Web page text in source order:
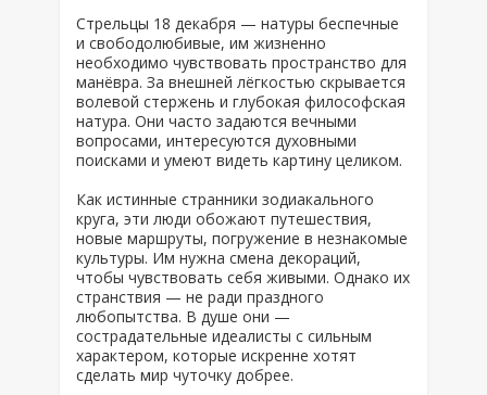
Стрельцы 18 декабря — натуры беспечные
и свободолюбивые, им жизненно
необходимо чувствовать пространство для
манёвра. За внешней лёгкостью скрывается
волевой стержень и глубокая философская
натура. Они часто задаются вечными
вопросами, интересуются духовными
поисками и умеют видеть картину целиком.
Как истинные странники зодиакального
круга, эти люди обожают путешествия,
новые маршруты, погружение в незнакомые
культуры. Им нужна смена декораций,
чтобы чувствовать себя живыми. Однако их
странствия — не ради праздного
любопытства. В душе они —
сострадательные идеалисты с сильным
характером, которые искренне хотят
сделать мир чуточку добрее.